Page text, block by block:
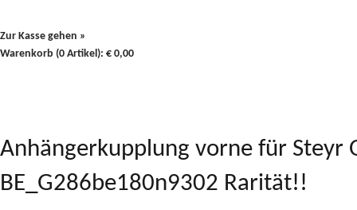
Zur Kasse gehen »
Warenkorb (0 Artikel): € 0,00
Anhängerkupplung vorne für Steyr
BE_G286be180n9302 Rarität!!